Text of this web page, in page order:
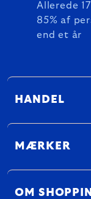
Allerede
85% af
end et år
HANDEL
MÆRKER
OM